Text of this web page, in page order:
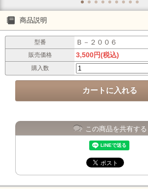
商品説明
型番 Ｂ－２００６
販売価格 3,500円(税込)
購入数
この商品を共有する